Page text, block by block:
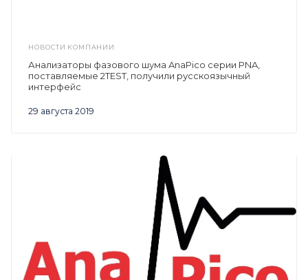
НОВОСТИ КОМПАНИИ
29 августа 2019
Анализаторы фазового шума AnaPico серии PNA,
поставляемые 2TEST, получили русскоязычный
интерфейс